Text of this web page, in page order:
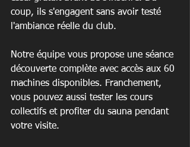
coup, ils s'engagent sans avoir testé
l'ambiance réelle du club.
Notre équipe vous propose une séance
découverte complète avec accès aux 60
machines disponibles. Franchement,
vous pouvez aussi tester les cours
collectifs et profiter du sauna pendant
votre visite.